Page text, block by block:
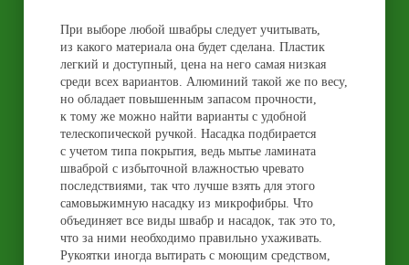
При выборе любой швабры следует учитывать,
из какого материала она будет сделана. Пластик
легкий и доступный, цена на него самая низкая
среди всех вариантов. Алюминий такой же по весу,
но обладает повышенным запасом прочности,
к тому же можно найти варианты с удобной
телескопической ручкой. Насадка подбирается
с учетом типа покрытия, ведь мытье ламината
шваброй с избыточной влажностью чревато
последствиями, так что лучше взять для этого
самовыжимную насадку из микрофибры. Что
объединяет все виды швабр и насадок, так это то,
что за ними необходимо правильно ухаживать.
Рукоятки иногда вытирать с моющим средством,